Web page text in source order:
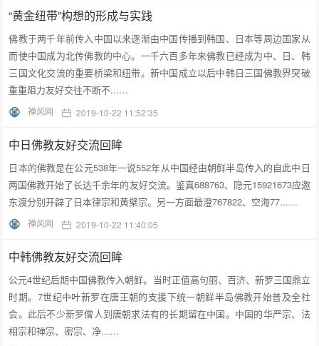
“黄金纽带”构想的形成与实践
佛教于两千年前传入中国以来逐渐由中国传播到韩国、日本等周边国家从
而使中国成为北传佛教的中心。一千六百多年来佛教已经成为中、日、韩
三国文化交流的重要桥梁和纽带。新中国成立以后中韩日三国佛教界突破
重重阻力友好交往不断不...…
禅风网 2019-10-22 11:52:35
中日佛教友好交流回眸
日本的佛教是在公元538年一说552年从中国经由朝鲜半岛传入的自此中日
两国佛教开始了长达千余年的友好交流。鉴真688763、隐元15921673应邀
东渡分别开辟了日本律宗和黄檗宗。另一方面最澄767822、空海77...…
禅风网 2019-10-22 11:40:05
中韩佛教友好交流回眸
公元4世纪后期中国佛教传入朝鲜。当时正值高句丽、百济、新罗三国鼎立
时期。7世纪中叶新罗在唐王朝的支援下统一朝鲜半岛佛教开始普及全社
会。此后不少新罗僧人到唐朝求法有的长期留在中国。中国的华严宗、法
相宗和禅宗、密宗、净...…